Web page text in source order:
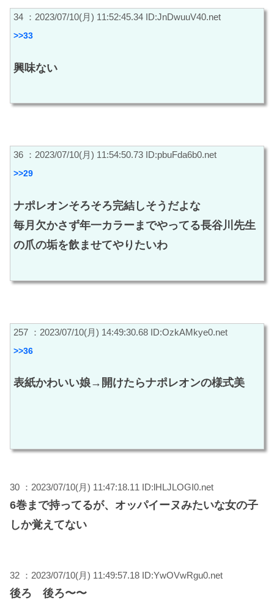
34 ：2023/07/10(月) 11:52:45.34 ID:JnDwuuV40.net
>>33
興味ない
36 ：2023/07/10(月) 11:54:50.73 ID:pbuFda6b0.net
>>29
ナポレオンそろそろ完結しそうだよな
毎月欠かさず年一カラーまでやってる長谷川先生
の爪の垢を飲ませてやりたいわ
257 ：2023/07/10(月) 14:49:30.68 ID:OzkAMkye0.net
>>36
表紙かわいい娘→開けたらナポレオンの様式美
30 ：2023/07/10(月) 11:47:18.11 ID:lHLJLOGI0.net
6巻まで持ってるが、オッパイーヌみたいな女の子
しか覚えてない
32 ：2023/07/10(月) 11:49:57.18 ID:YwOVwRgu0.net
後ろ 後ろ〜〜